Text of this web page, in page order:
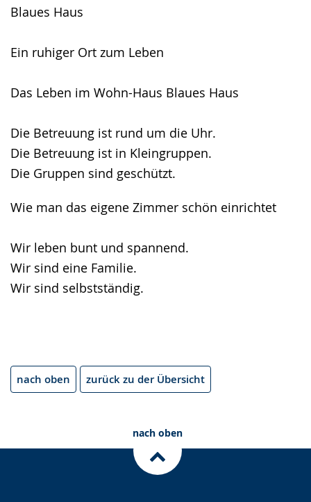
angezeigt.
Blaues Haus
Ein ruhiger Ort zum Leben
Das Leben im Wohn-Haus Blaues Haus
Die Betreuung ist rund um die Uhr.
Die Betreuung ist in Kleingruppen.
Die Gruppen sind geschützt.
Wie man das eigene Zimmer schön einrichtet
Wir leben bunt und spannend.
Wir sind eine Familie.
Wir sind selbstständig.
nach oben zurück zu der Übersicht
nach oben